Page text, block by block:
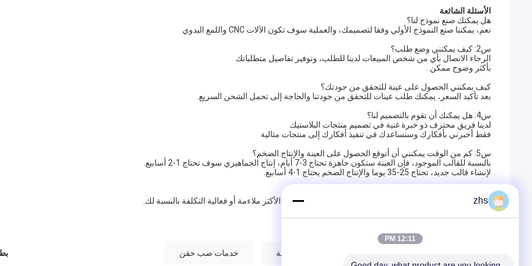
الأسئلة الشائعة
هل يمكنك صنع نموذج لنا؟
نعم، يمكننا صنع النموذج الأولي وفقا لتصميمك، والعملية سوف تكون الآلات CNC واللمع اليدوي
س2: كيف يمكنني وضع طلب؟
الرجاء الاتصال بأي من شخص المبيعات لدينا للطلب، وتوفير تفاصيل متطلباتك
بأكثر وضوح ممكن .
كيف يمكنني الحصول على عينة للتحقق من جودتك؟
بعد تأكيد السعر، يمكنك طلب عينات للتحقق من جودتنا والحاجة إلى تحمل الشحن السريع.
س4: هل يمكنك أن تقوم بالتصميم لنا؟
لدينا فريق محترف ذو خبرة غنية في تصميم منتجات البلاستيك
فقط أخبرني بأفكارك وسنساعدك في تنفيذ أفكارك إلى منتجات مثالية
س5: كم من الوقت يمكنني أن أتوقع الحصول على العينة والإنتاج الضخم؟
بالنسبة للقالب الموجود، فإن العينة ستكون جاهزة تحتاج 3-7 أيام، إنتاج الجماهيري سوف تحتاج 1-2 أسابيع.
لإنشاء قالب جديد، تحتاج 25-35 يوما والإنتاج الضخم يحتاج 1-4 أسابيع.
نحن نقبل EXW، FOB، CFR، CIF، DDU، DDP، الخ. يمكنك اختيار الأكثر ملاءمة أو فعالية التكلفة بالنسبة لك.
صب حقن عالية الدقة خدمات صب حقن
zhs
12:11 PM